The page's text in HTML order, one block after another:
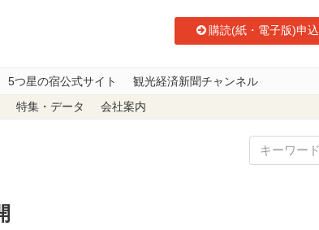
購読(紙・電子版)申込
5つ星の宿公式サイト 観光経済新聞チャンネル
特集・データ 会社案内